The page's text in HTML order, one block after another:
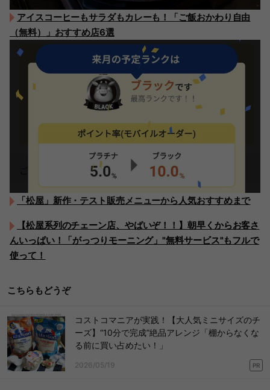
アイスコーヒーもサラダもカレーも！「ご飯おかわり自由
（無料）」おすすめ店6選
「松屋」新作・テスト販売メニューから人気おすすめまで
【松屋系列のチェーン店、やばいぞ！！】朝早くからお客さ
んいっぱい！「がっつりモーニング」"無料サービス"もフルで
使って！
こちらもどうぞ
コストコマニアが実践！【大人気ミニサイズのチ
ーズ】“10分で完成”絶品アレンジ「棚からなくな
る前に買い占めたい！」
2026/05/19 PR